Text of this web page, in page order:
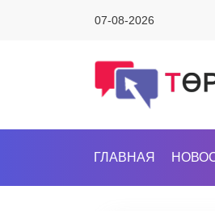
07-08-2026
ГЛАВНАЯ